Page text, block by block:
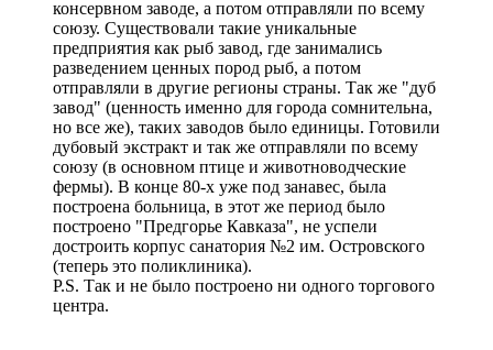
консервном заводе, а потом отправляли по всему
союзу. Существовали такие уникальные
предприятия как рыб завод, где занимались
разведением ценных пород рыб, а потом
отправляли в другие регионы страны. Так же "дуб
завод" (ценность именно для города сомнительна,
но все же), таких заводов было единицы. Готовили
дубовый экстракт и так же отправляли по всему
союзу (в основном птице и животноводческие
фермы). В конце 80-х уже под занавес, была
построена больница, в этот же период было
построено "Предгорье Кавказа", не успели
достроить корпус санатория №2 им. Островского
(теперь это поликлиника).
P.S. Так и не было построено ни одного торгового
центра.